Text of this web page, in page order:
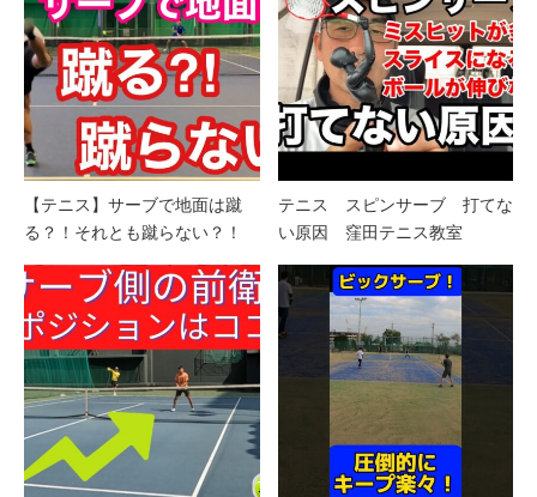
【テニス】サーブで地面は蹴
る？！それとも蹴らない？！
テニス スピンサーブ 打てな
い原因 窪田テニス教室